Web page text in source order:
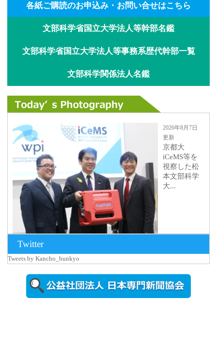
各紙ご購読のお申込み・お問い合せはこちら
文部科学省国立大学法人等幹部名鑑
文部科学省国立大学法人等事務系歴代幹部一覧
文部科学関係法人名鑑
2026年8月7日
更新
京都大
iCeMS等を
視察した松
本文部科学
大...
2026年8月5日
更新
農工大で大
Twitter
Tweets by Kancho_bunkyo